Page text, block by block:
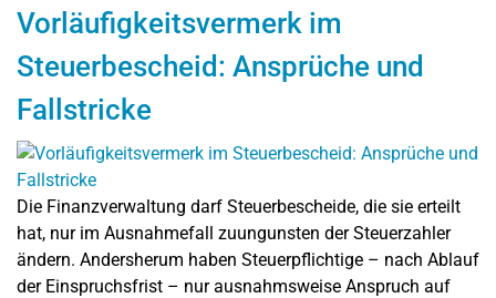
Vorläufigkeitsvermerk im
Steuerbescheid: Ansprüche und
Fallstricke
Die Finanzverwaltung darf Steuerbescheide, die sie erteilt
hat, nur im Ausnahmefall zuungunsten der Steuerzahler
ändern. Andersherum haben Steuerpflichtige – nach Ablauf
der Einspruchsfrist – nur ausnahmsweise Anspruch auf